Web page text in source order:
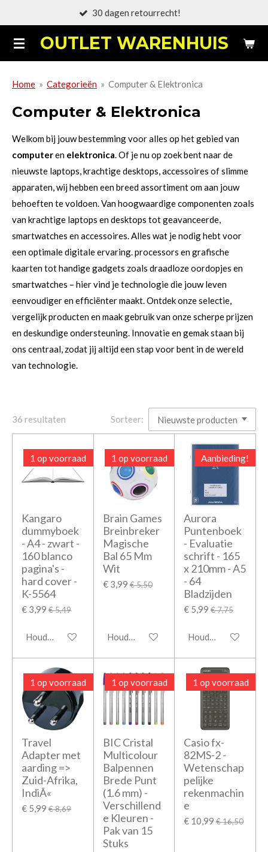
naar
de
OUTLET WARENHUIS
Gratis verzending!
Home » Categorieën » Computer & Elektronica
Computer & Elektronica
Welkom bij jouw bestemming voor alles op het gebied van
computeren elektronica. Of je nu op zoek bent naar de
nieuwste laptops, krachtige desktops, accessoires of slimme
apparaten, wij hebben een breed assortiment om aan jouw
behoeften te voldoen. Van hoogwaardige componenten zoals
van krachtige laptops en desktops tot geavanceerde,
smartwatches en accessoires. Alles wat je nodig hebt voor
een optimale digitale ervaring. processors en grafische
kaarten tot handige gadgets zoals draadloze oordopjes en
smartwatches – hier vind je technologie die jouw leven
eenvoudiger en efficiënter maakt. Ontdek onze selectie,
vergelijk producten en maak gebruik van onze scherpe prijzen
en deskundige ondersteuning. Innovatie en gemak staan bij
ons centraal, zodat jij altijd een stap voor bent in de wereld
van technologie.
36 resultaten Sorteer:
1 op voorraad
Kangaro
dummyboek
- A4 - zwart -
160 blanco
pagina's -
hard cover -
K-5564
€ 3,99 € 5,49
Houd mij op de hoogte
1 op voorraad
Brain Games
Breinbreker
Magische
Bal 65 Mm
Wit
€ 3,99 € 5,50
Houd mij op de hoogte
Aanbieding!
Aurora
Puntenboek
- Evaluatie
schrift - 165
x 210mm - A5
- 64
Bladzijden
€ 5,99 € 7,75
Houd mij op de
1 op voorraad
Travel
Adapter met
aarding =>
Zuid-Afrika,
IndiÃ«
€ 5,99 € 8,69
1 op voorraad
BIC Cristal
Multicolour
Balpennen
Brede Punt
(1.6 mm) -
Verschillend
e Kleuren -
Pak van 15
Stuks
1 op voorraad
Casio fx-
82MS-2 -
Wetenschap
pelijke
rekenmachin
e
€ 10,99 € 16,50